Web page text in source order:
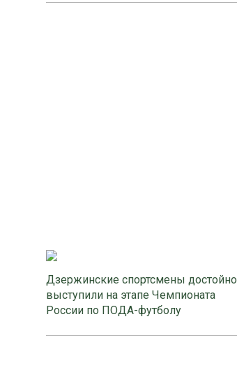
Дзержинские спортсмены достойно
выступили на этапе Чемпионата
России по ПОДА-футболу